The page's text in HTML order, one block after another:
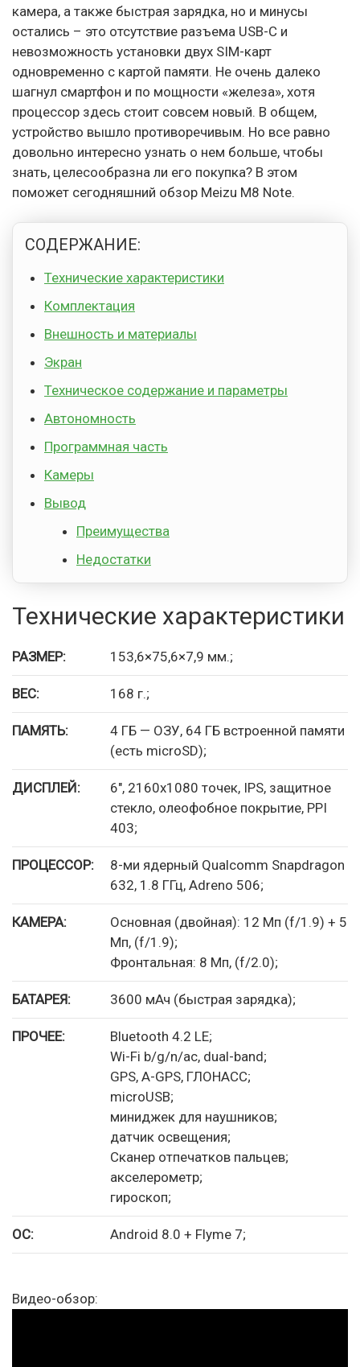
камера, а также быстрая зарядка, но и минусы
остались – это отсутствие разъема USB-C и
невозможность установки двух SIM-карт
одновременно с картой памяти. Не очень далеко
шагнул смартфон и по мощности «железа», хотя
процессор здесь стоит совсем новый. В общем,
устройство вышло противоречивым. Но все равно
довольно интересно узнать о нем больше, чтобы
знать, целесообразна ли его покупка? В этом
поможет сегодняшний обзор Meizu M8 Note.
СОДЕРЖАНИЕ:
Технические характеристики
Комплектация
Внешность и материалы
Экран
Техническое содержание и параметры
Автономность
Программная часть
Камеры
Вывод
Преимущества
Недостатки
Технические характеристики
РАЗМЕР: 153,6×75,6×7,9 мм.;
ВЕС: 168 г.;
ПАМЯТЬ:
4 ГБ — ОЗУ, 64 ГБ встроенной памяти
(есть microSD);
ДИСПЛЕЙ:
6″, 2160х1080 точек, IPS, защитное
стекло, олеофобное покрытие, PPI
403;
ПРОЦЕССОР:
8-ми ядерный Qualcomm Snapdragon
632, 1.8 ГГц, Adreno 506;
КАМЕРА:
Основная (двойная): 12 Мп (f/1.9) + 5
Мп, (f/1.9);
Фронтальная: 8 Мп, (f/2.0);
БАТАРЕЯ: 3600 мАч (быстрая зарядка);
ПРОЧЕЕ:
Bluetooth 4.2 LE;
Wi-Fi b/g/n/ac, dual-band;
GPS, A-GPS, ГЛОНАСС;
microUSB;
миниджек для наушников;
датчик освещения;
Сканер отпечатков пальцев;
акселерометр;
гироскоп;
ОС: Android 8.0 + Flyme 7;
Видео-обзор: